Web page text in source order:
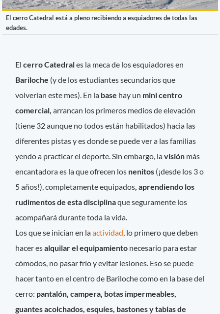
El cerro Catedral está a pleno recibiendo a esquiadores de todas las
edades.
Elcerro Catedrales la meca de los esquiadores en
Bariloche (y de los estudiantes secundarios que
volverían este mes). En la base hay un mini centro
comercial, arrancan los primeros medios de elevación
(tiene 32 aunque no todos están habilitados) hacia las
diferentes pistas y es donde se puede ver a las familias
yendo a practicar el deporte. Sin embargo, lavisión más
encantadora es la que ofrecen los nenitos (¡desde los 3 o
5 años!), completamente equipados , aprendiendo los
rudimentos de esta disciplinaque seguramente los
acompañará durante toda la vida.
Los que se inician en laactividad , lo primero que deben
hacer esalquilar el equipamiento necesario para estar
cómodos, no pasar frío y evitar lesiones. Eso se puede
hacer tanto en el centro de Bariloche como en la base del
cerro: pantalón, campera, botas impermeables,
guantes acolchados, esquíes, bastones y tablas de